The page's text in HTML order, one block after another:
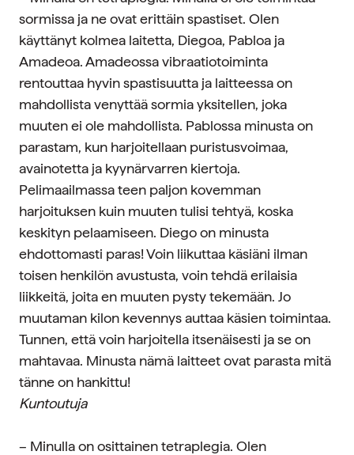
sormissa ja ne ovat erittäin spastiset. Olen
käyttänyt kolmea laitetta, Diegoa, Pabloa ja
Amadeoa. Amadeossa vibraatiotoiminta
rentouttaa hyvin spastisuutta ja laitteessa on
mahdollista venyttää sormia yksitellen, joka
muuten ei ole mahdollista. Pablossa minusta on
parastam, kun harjoitellaan puristusvoimaa,
avainotetta ja kyynärvarren kiertoja.
Pelimaailmassa teen paljon kovemman
harjoituksen kuin muuten tulisi tehtyä, koska
keskityn pelaamiseen. Diego on minusta
ehdottomasti paras! Voin liikuttaa käsiäni ilman
toisen henkilön avustusta, voin tehdä erilaisia
liikkeitä, joita en muuten pysty tekemään. Jo
muutaman kilon kevennys auttaa käsien toimintaa.
Tunnen, että voin harjoitella itsenäisesti ja se on
mahtavaa. Minusta nämä laitteet ovat parasta mitä
tänne on hankittu!
Kuntoutuja
– Minulla on osittainen tetraplegia. Olen